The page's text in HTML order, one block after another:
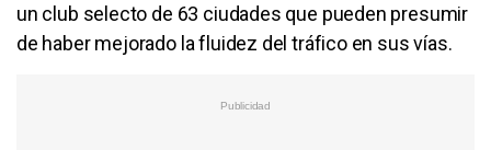
un club selecto de 63 ciudades que pueden presumir
de haber mejorado la fluidez del tráfico en sus vías.